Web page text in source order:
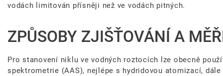
vodách limitován přísněji než ve vodách pitných.
ZPŮSOBY ZJIŠŤOVÁNÍ A
Pro stanovení niklu ve vodných roztocích lze obecně
spektrometrie (AAS), nejlépe s hydridovou atomizací, dále